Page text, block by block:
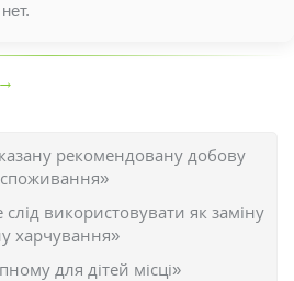
рекомендовану добову
слід використовувати як заміну
харчування»
для дітей місці»